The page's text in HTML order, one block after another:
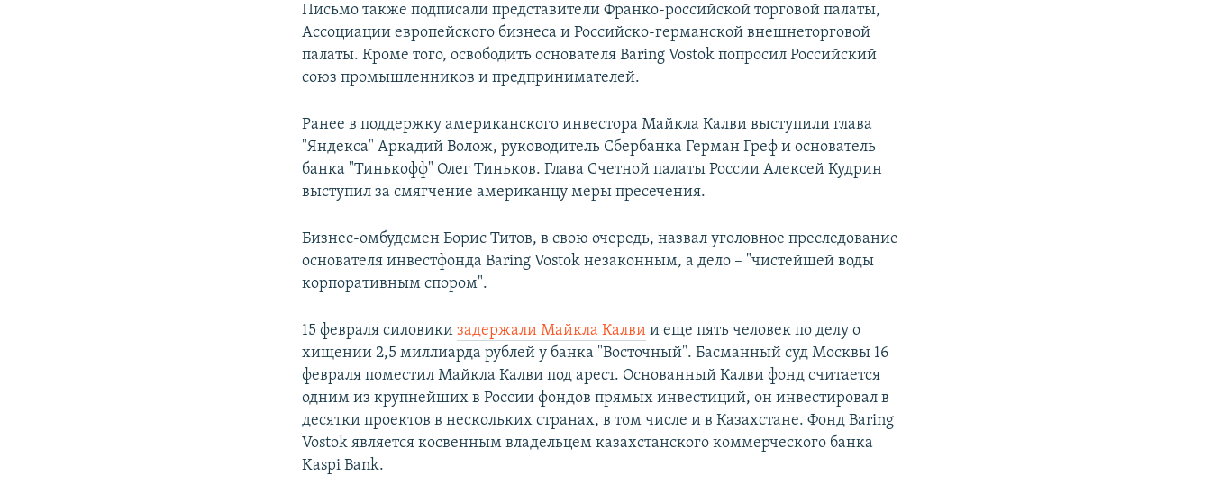
Письмо также подписали представители Франко-российской торговой палаты,
Ассоциации европейского бизнеса и Российско-германской внешнеторговой
палаты. Кроме того, освободить основателя Baring Vostok попросил Российский
союз промышленников и предпринимателей.
Ранее в поддержку американского инвестора Майкла Калви выступили глава
"Яндекса" Аркадий Волож, руководитель Сбербанка Герман Греф и основатель
банка "Тинькофф" Олег Тиньков. Глава Счетной палаты России Алексей Кудрин
выступил за смягчение американцу меры пресечения.
Бизнес-омбудсмен Борис Титов, в свою очередь, назвал уголовное преследование
основателя инвестфонда Baring Vostok незаконным, а дело – "чистейшей воды
корпоративным спором".
15 февраля силовикизадержали Майкла Калви и еще пять человек по делу о
хищении 2,5 миллиарда рублей у банка "Восточный". Басманный суд Москвы 16
февраля поместил Майкла Калви под арест. Основанный Калви фонд считается
одним из крупнейших в России фондов прямых инвестиций, он инвестировал в
десятки проектов в нескольких странах, в том числе и в Казахстане. Фонд Baring
Vostok является косвенным владельцем казахстанского коммерческого банка
Kaspi Bank.